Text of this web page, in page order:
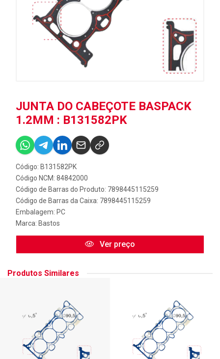
JUNTA DO CABEÇOTE BASPACK
1.2MM : B131582PK
Código: B131582PK
Código NCM: 84842000
Código de Barras do Produto: 7898445115259
Código de Barras da Caixa: 7898445115259
Embalagem: PC
Marca: Bastos
Ver preço
Produtos Similares